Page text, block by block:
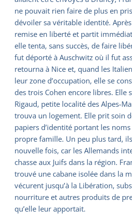
ne pouvait rien faire de plus en
dévoiler sa véritable identité.
remise en liberté et partit
elle tenta, sans succès, de faire
fut déporté à Auschwitz où il fut
retourna à Nice et, quand les
leur zone d’occupation, elle se
des trois Cohen encore libres. Elle
Rigaud, petite localité des Alpes-
trouva un logement. Elle prit soin
papiers d’identité portant les
propre famille. Un peu plus tard,
nouvelle fois, car les Allemands
chasse aux Juifs dans la région.
trouvé une cabane isolée dans la
vécurent jusqu’à la Libération,
nourriture et autres produits de
qu’elle leur apportait.